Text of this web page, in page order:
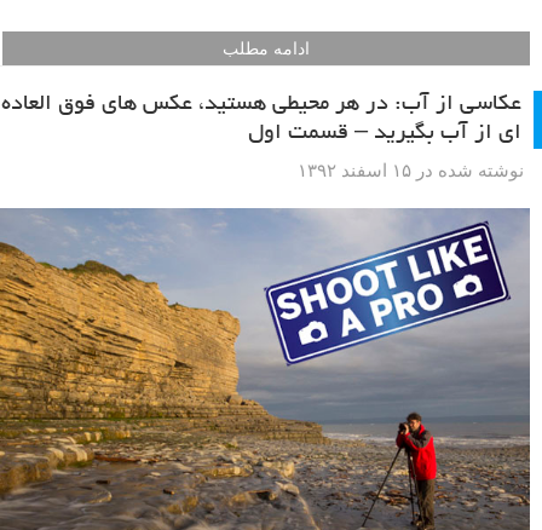
ادامه مطلب
عکاسی از آب: در هر محیطی هستید، عکس های فوق العاده
ای از آب بگیرید – قسمت اول
نوشته شده در ۱۵ اسفند ۱۳۹۲